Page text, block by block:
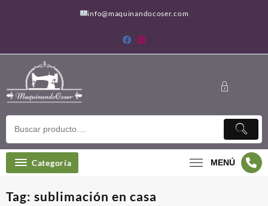
info@maquinandocoser.com
Categoría MENÚ
Tag: sublimación en casa